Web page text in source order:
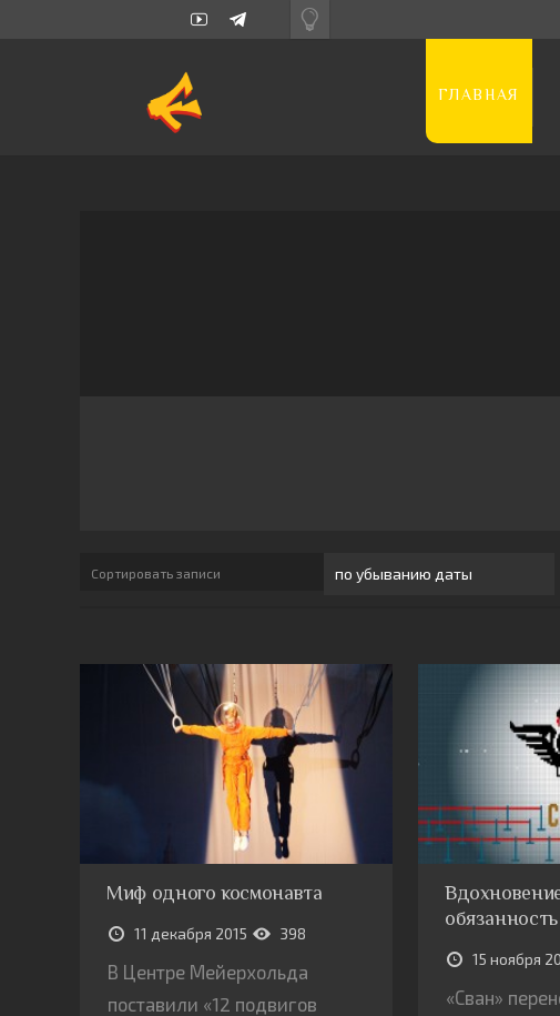
ГЛАВНАЯ
Сортировать записи
Миф одного космонавта
11 декабря 2015 398
В Центре Мейерхольда
поставили «12 подвигов
обязанность
15 ноября
«Сван»